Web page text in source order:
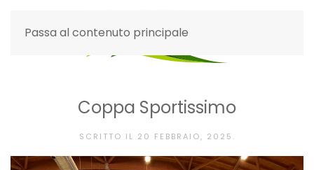
Passa al contenuto principale
Coppa Sportissimo
SCRITTO IL 20 FEBBRAIO, 2025 .